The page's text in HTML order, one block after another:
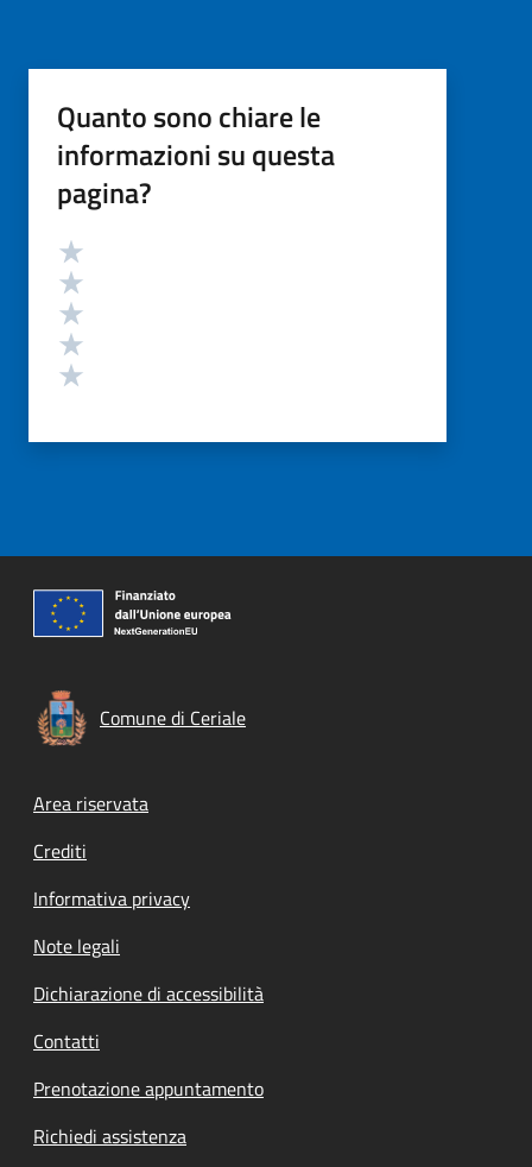
Quanto sono chiare le
informazioni su questa
pagina?
Valutazione
Comune di Ceriale
Footer menu
Area riservata
Crediti
Informativa privacy
Note legali
Dichiarazione di accessibilità
Contatti
Prenotazione appuntamento
Richiedi assistenza